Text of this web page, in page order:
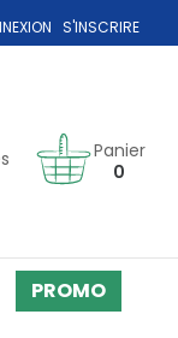
S'INSCRIRE
Panier
0
PROMO